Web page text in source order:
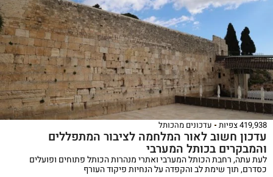
419,938 צפיות עדכונים מהכותל
עדכון חשוב לאור המלחמה לציבור המתפללים
והמבקרים בכותל המערבי
לעת עתה, רחבת הכותל המערבי ואתרי מנהרות הכותל פתוחים ופועלים
כסדרם, תוך שימת לב והקפדה על הנחיות פיקוד העורף